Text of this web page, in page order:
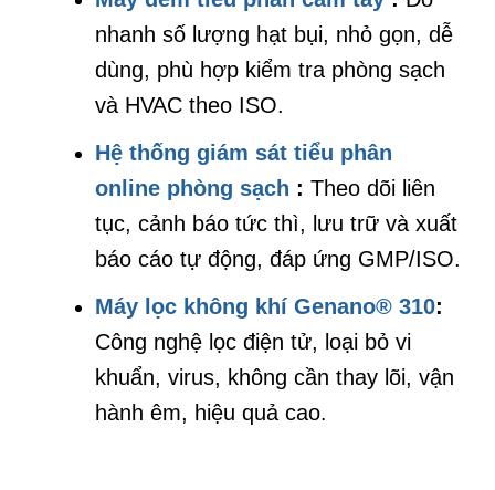
nhanh số lượng hạt bụi, nhỏ gọn, dễ
dùng, phù hợp kiểm tra phòng sạch
và HVAC theo ISO.
Hệ thống giám sát tiểu phân
online phòng sạch : Theo dõi liên
tục, cảnh báo tức thì, lưu trữ và xuất
báo cáo tự động, đáp ứng GMP/ISO.
Máy lọc không khí Genano® 310:
Công nghệ lọc điện tử, loại bỏ vi
khuẩn, virus, không cần thay lõi, vận
hành êm, hiệu quả cao.